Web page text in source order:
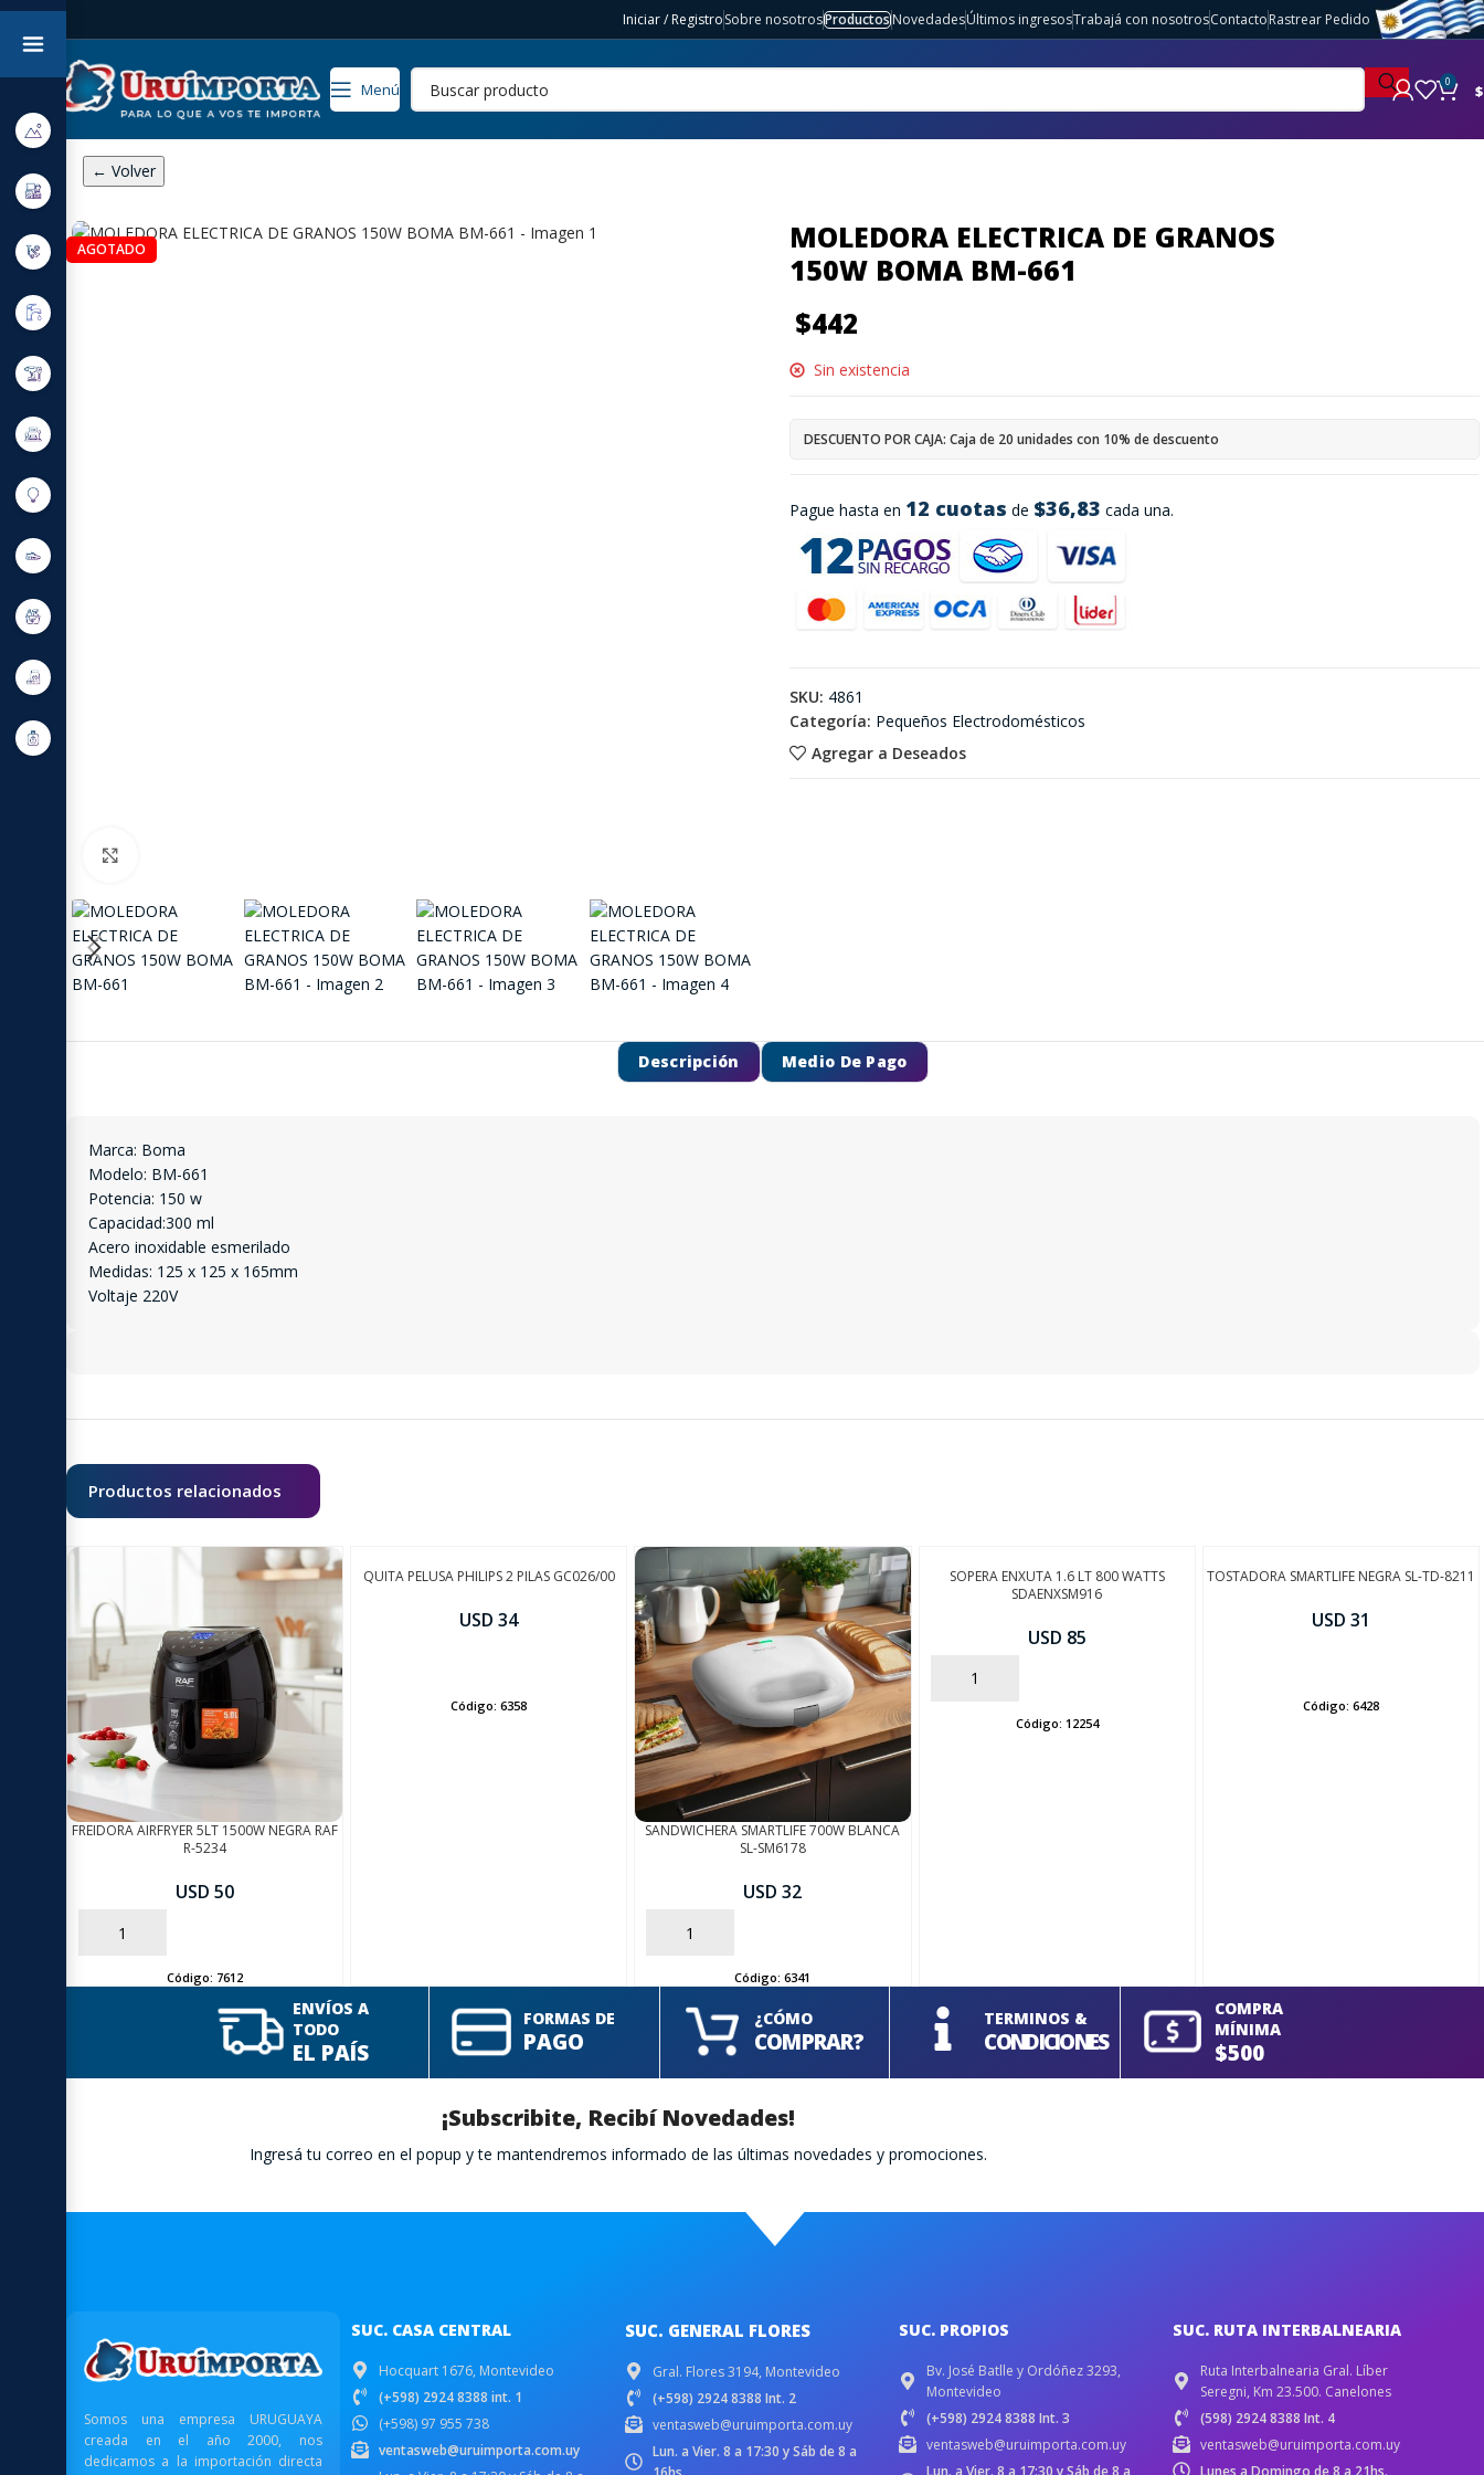
Iniciar / RegistroSobre nosotrosProductosNovedadesÚltimos ingresosTrabajá con nosotrosContactoRastrear Pedido
Menú 0 $
← Volver
AGOTADO
MOLEDORA ELECTRICA DE GRANOS
150W BOMA BM-661
$442
Pague hasta en 12 cuotas de $36,83 cada una.
Sin existencia
DESCUENTO POR CAJA: Caja de 20 unidades con 10% de descuento
Agregar a Deseados
SKU: 4861
Categoría: Pequeños Electrodomésticos
Descripción Medio De Pago
Marca: Boma
Modelo: BM-661
Potencia: 150 w
Capacidad:300 ml
Acero inoxidable esmerilado
Medidas: 125 x 125 x 165mm
Voltaje 220V
Productos relacionados
FREIDORA AIRFRYER 5LT 1500W NEGRA RAF
R-5234
USD 50
AÑADIR
Código: 7612
QUITA PELUSA PHILIPS 2 PILAS GC026/00
USD 34
Código:6358
SANDWICHERA SMARTLIFE 700W BLANCA
SL-SM6178
USD 32
AÑADIR
Código:6341
SOPERA ENXUTA 1.6 LT 800 WATTS
SDAENXSM916
USD 85
AÑADIR
Código: 12254
TOSTADORA SMARTLIFE NEGRA SL-TD-8211
USD 31
Código: 6428
ENVÍOS A
TODO
EL PAÍS
FORMAS DE
PAGO
¿CÓMO
COMPRAR?
TERMINOS &
CONDICIONES
COMPRA
MÍNIMA
$500
¡Subscribite, Recibí Novedades!
Ingresá tu correo en el popup y te mantendremos informado de las últimas novedades y promociones.
Somos una empresa URUGUAYA
creada en el año 2000, nos
dedicamos a la importación directa
SUC. CASA CENTRAL
Hocquart 1676, Montevideo
(+598) 2924 8388 int. 1
(+598) 97 955 738
ventasweb@uruimporta.com.uy
SUC. GENERAL FLORES
Gral. Flores 3194, Montevideo
(+598) 2924 8388 Int. 2
ventasweb@uruimporta.com.uy
Lun. a Vier. 8 a 17:30 y Sáb de 8 a
SUC. PROPIOS
Bv. José Batlle y Ordóñez 3293,
Montevideo
(+598) 2924 8388 Int. 3
ventasweb@uruimporta.com.uy
Lun. a Vier. 8 a 17:30 y Sáb de 8 a
SUC. RUTA INTERBALNEARIA
Ruta Interbalnearia Gral. Líber
Seregni, Km 23.500. Canelones
(598) 2924 8388 Int. 4
ventasweb@uruimporta.com.uy
Lunes a Domingo de 8 a 21hs.